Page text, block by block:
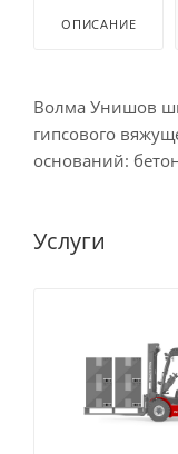
ОПИСАНИЕ
Волма Унишов
гипсового
оснований:
Услуги